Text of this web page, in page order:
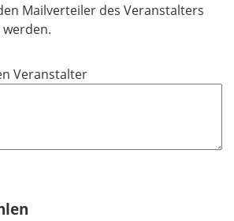
Mailverteiler des Veranstalters
Veranstalter